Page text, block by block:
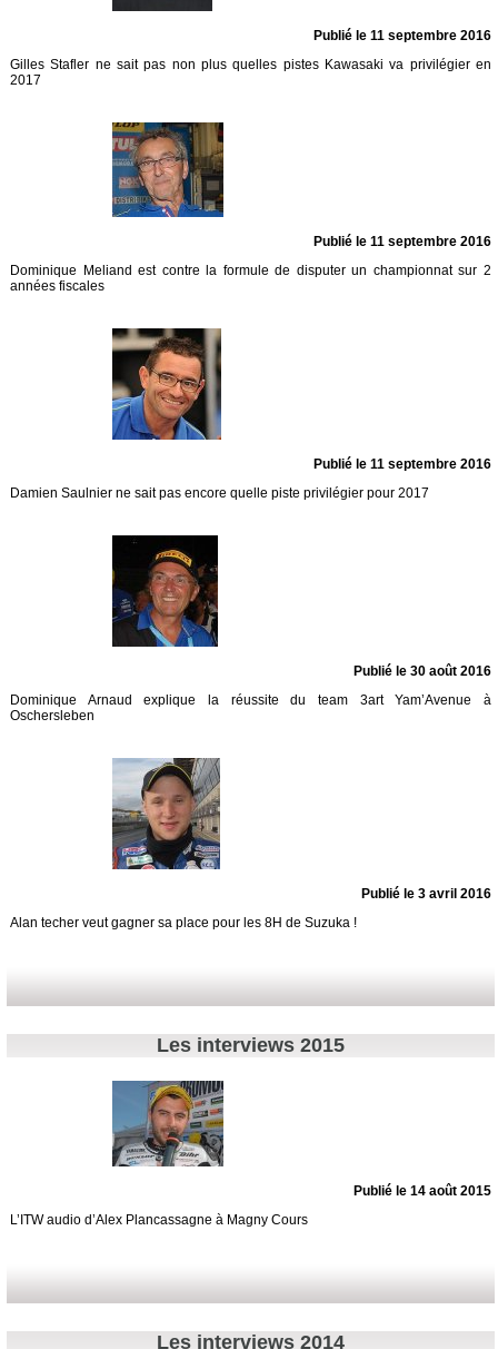
Publié le 11 septembre 2016
Gilles Stafler ne sait pas non plus quelles pistes Kawasaki va privilégier en
2017
Publié le 11 septembre 2016
Dominique Meliand est contre la formule de disputer un championnat sur 2
années fiscales
Publié le 11 septembre 2016
Damien Saulnier ne sait pas encore quelle piste privilégier pour 2017
Publié le 30 août 2016
Dominique Arnaud explique la réussite du team 3art Yam’Avenue à
Oschersleben
Publié le 3 avril 2016
Alan techer veut gagner sa place pour les 8H de Suzuka !
Les interviews 2015
Publié le 14 août 2015
L’ITW audio d’Alex Plancassagne à Magny Cours
Les interviews 2014